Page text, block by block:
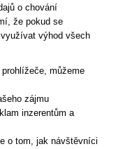
o chování
že pokud se
výhod všech
můžeme
zájmu
inzerentům a
o tom, jak návštěvníci